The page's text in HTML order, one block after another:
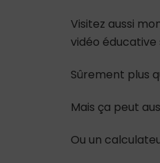
Visitez aussi
vidéo éducative
Sûrement plus
Mais ça peut
Ou un